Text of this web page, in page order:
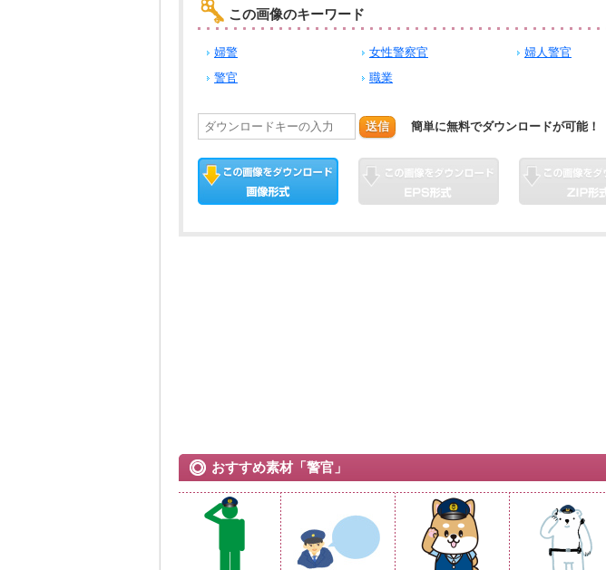
この画像のキーワード
婦警 女性警察官 婦人警官
警官
職業
送信 簡単に無料でダウンロードが可能！
おすすめ素材「警官」